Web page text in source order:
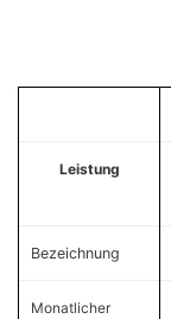
Leistung
Bezeichnung
Monatlicher